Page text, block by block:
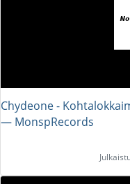
Chydeone -
― MonspRecords